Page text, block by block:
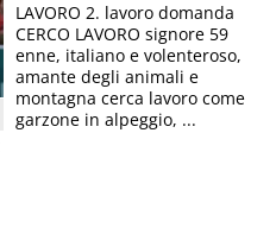
LAVORO 2. lavoro domanda
CERCO LAVORO signore 59
enne, italiano e volenteroso,
amante degli animali e
montagna cerca lavoro come
garzone in alpeggio, ...